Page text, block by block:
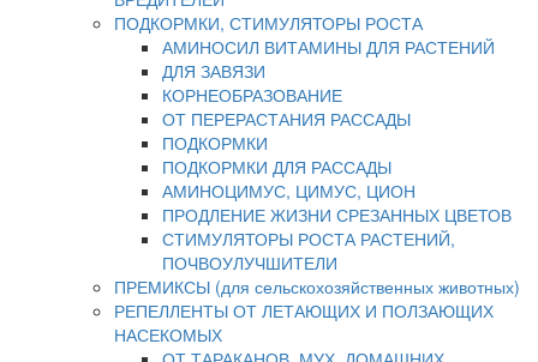
ПОДКОРМКИ, СТИМУЛЯТОРЫ РОСТА
АМИНОСИЛ ВИТАМИНЫ ДЛЯ РАСТЕНИЙ
ДЛЯ ЗАВЯЗИ
КОРНЕОБРАЗОВАНИЕ
ОТ ПЕРЕРАСТАНИЯ РАССАДЫ
ПОДКОРМКИ
ПОДКОРМКИ ДЛЯ РАССАДЫ
АМИНОЦИМУС, ЦИМУС, ЦИОН
ПРОДЛЕНИЕ ЖИЗНИ СРЕЗАННЫХ ЦВЕТОВ
СТИМУЛЯТОРЫ РОСТА РАСТЕНИЙ,
ПОЧВОУЛУЧШИТЕЛИ
ПРЕМИКСЫ (для сельскохозяйственных животных)
РЕПЕЛЛЕНТЫ ОТ ЛЕТАЮЩИХ И ПОЛЗАЮЩИХ
НАСЕКОМЫХ